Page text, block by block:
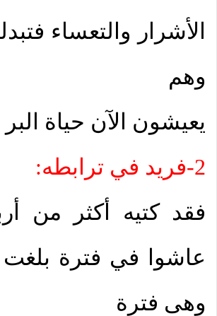
الأشرار والتعساء
وهم
يعيشون الآن حياة
2-فريد في ترابطه:
فقد كتيه أكثر من
وهى فترة